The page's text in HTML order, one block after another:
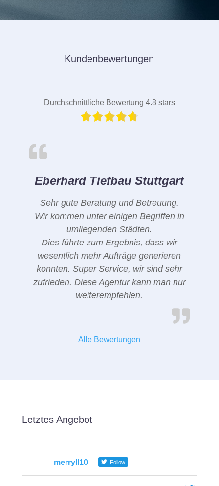
Kundenbewertungen
Durchschnittliche Bewertung 4.8 stars
Eberhard Tiefbau Stuttgart
Sehr gute Beratung und Betreuung.
Wir kommen unter einigen Begriffen in
umliegenden Städten.
Dies führte zum Ergebnis, dass wir
wesentlich mehr Aufträge generieren
konnten. Super Service, wir sind sehr
zufrieden. Diese Agentur kann man nur
weiterempfehlen.
Alle Bewertungen
Letztes Angebot
merryll10 Follow